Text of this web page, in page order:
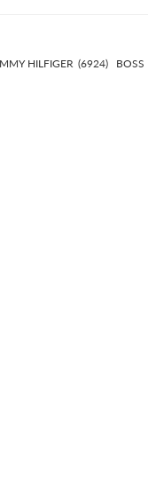
HILFIGER (6924) BOSS